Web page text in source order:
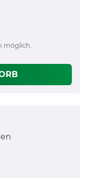
möglich.